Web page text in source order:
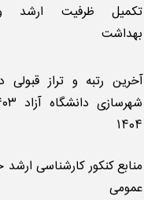
تکمیل ظرفیت ارشد
بهداشت
آخرین رتبه و تراز قبولی
۱۴۰۴
منابع کنکور کارشناسی
عمومی